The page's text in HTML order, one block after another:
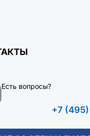
Есть вопросы?
+7